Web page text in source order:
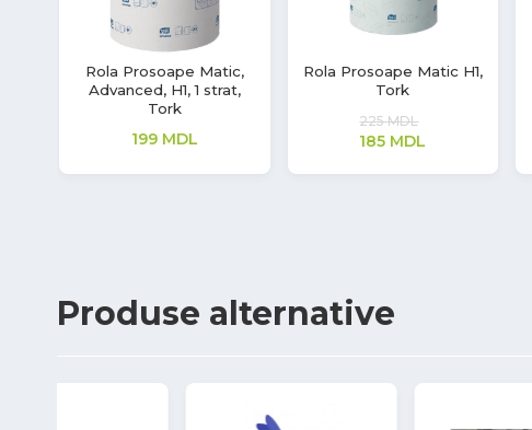
Rola Prosoape Matic,
Advanced, H1, 1 strat,
Tork
199 MDL
Rola Prosoape Matic H1,
Tork
225MDL
185 MDL
Produse alternative